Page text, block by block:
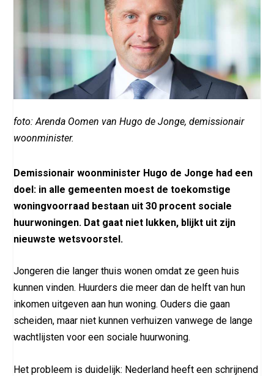
foto: Arenda Oomen van Hugo de Jonge, demissionair
woonminister.
Demissionair woonminister Hugo de Jonge had een
doel: in alle gemeenten moest de toekomstige
woningvoorraad bestaan uit 30 procent sociale
huurwoningen. Dat gaat niet lukken, blijkt uit zijn
nieuwste wetsvoorstel.
Jongeren die langer thuis wonen omdat ze geen huis
kunnen vinden. Huurders die meer dan de helft van hun
inkomen uitgeven aan hun woning. Ouders die gaan
scheiden, maar niet kunnen verhuizen vanwege de lange
wachtlijsten voor een sociale huurwoning.
Het probleem is duidelijk: Nederland heeft een schrijnend